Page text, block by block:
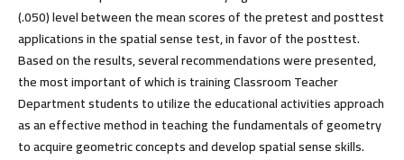
(.050) level between the mean scores of the pretest and posttest
applications in the spatial sense test, in favor of the posttest.
Based on the results, several recommendations were presented,
the most important of which is training Classroom Teacher
Department students to utilize the educational activities approach
as an effective method in teaching the fundamentals of geometry
to acquire geometric concepts and develop spatial sense skills.